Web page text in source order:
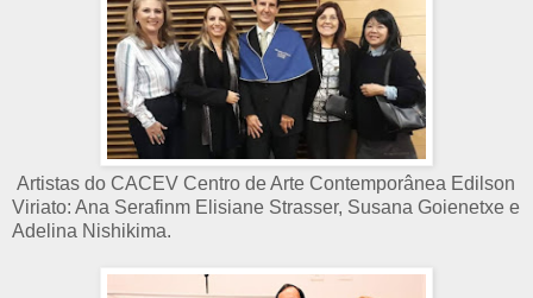
Artistas do CACEV Centro de Arte Contemporânea Edilson
Viriato: Ana Serafinm Elisiane Strasser, Susana Goienetxe e
Adelina Nishikima.